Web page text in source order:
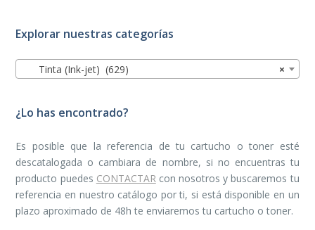
Explorar nuestras categorías
×
Tinta (Ink-jet) (629)
¿Lo has encontrado?
Es posible que la referencia de tu cartucho o toner esté
descatalogada o cambiara de nombre, si no encuentras tu
producto puedes CONTACTARcon nosotros y buscaremos tu
referencia en nuestro catálogo por ti, si está disponible en un
plazo aproximado de 48h te enviaremos tu cartucho o toner.